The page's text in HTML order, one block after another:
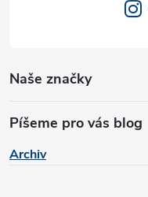
Naše značky
Píšeme pro vás blog
Archiv